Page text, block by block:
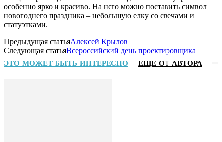
особенно ярко и красиво. На него можно поставить символ
новогоднего праздника – небольшую елку со свечами и
статуэтками.
Предыдущая статьяАлексей Крылов
Следующая статьяВсероссийский день проектировщика
ЭТО МОЖЕТ БЫТЬ ИНТЕРЕСНО ЕЩЕ ОТ АВТОРА